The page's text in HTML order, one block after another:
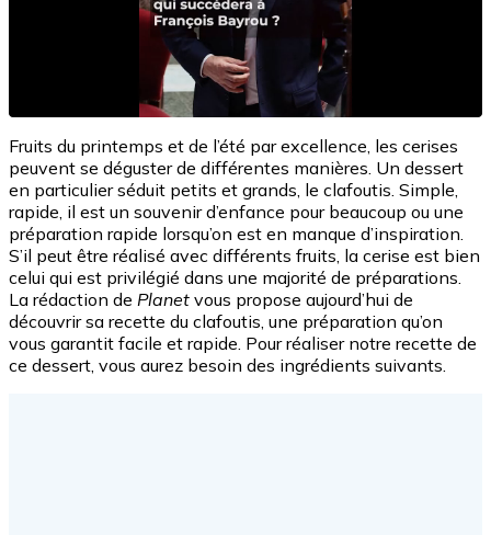
Fruits du printemps et de l’été par excellence, les cerises
peuvent se déguster de différentes manières. Un dessert
en particulier séduit petits et grands, le clafoutis. Simple,
rapide, il est un souvenir d’enfance pour beaucoup ou une
préparation rapide lorsqu’on est en manque d’inspiration.
S’il peut être réalisé avec différents fruits, la cerise est bien
celui qui est privilégié dans une majorité de préparations.
La rédaction de Planet vous propose aujourd’hui de
découvrir sa recette du clafoutis, une préparation qu’on
vous garantit facile et rapide. Pour réaliser notre recette de
ce dessert, vous aurez besoin des ingrédients suivants.